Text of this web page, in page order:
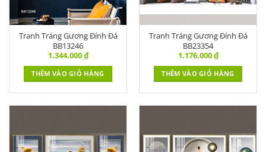
Tranh Tráng Gương Đính Đá
BB13246
1.344.000₫
THÊM VÀO GIỎ HÀNG
Tranh Tráng Gương Đính Đá
BB23354
1.176.000₫
THÊM VÀO GIỎ HÀNG